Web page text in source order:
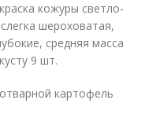
кожуры светло-
шероховатая,
средняя масса
9 шт.
картофель